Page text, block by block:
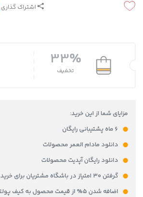
اشتراک گذاری
33%
تخفیف
مزایای شما از این خرید:
۶ ماه پشتیبانی رایگان
دانلود مادام العمر محصولات
دانلود رایگان آپدیت محصولات
گرفتن ۳۰ امتیاز در باشگاه مشتریان برای خرید محصول
اضافه شدن ۵% از قیمت محصول به کیف پولتان به عنوان هدیه